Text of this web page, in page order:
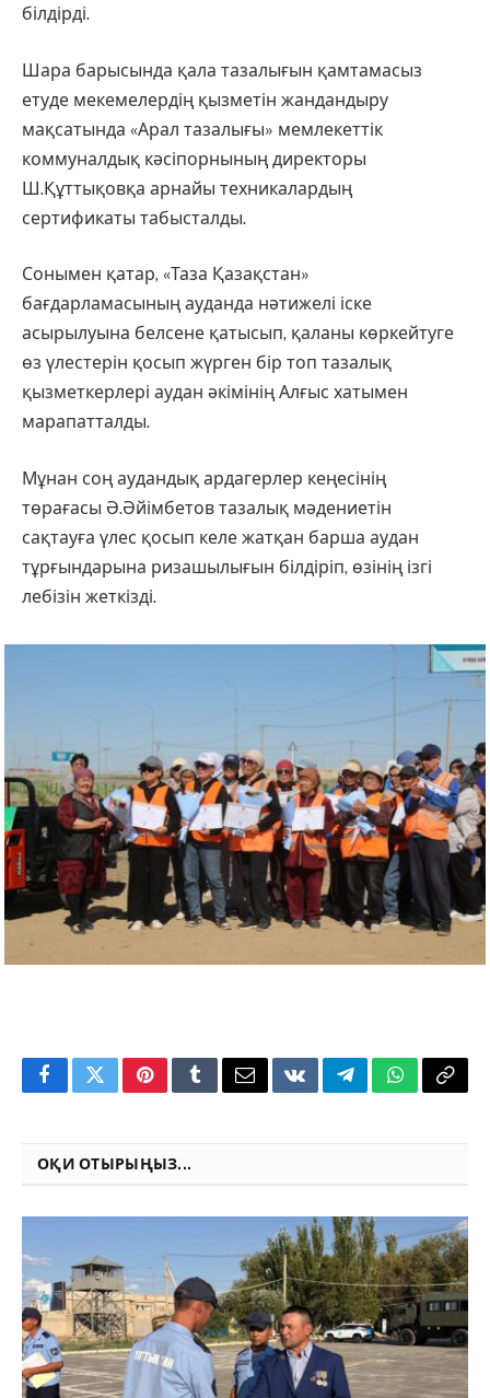
білдірді.
Шара барысында қала тазалығын қамтамасыз
етуде мекемелердің қызметін жандандыру
мақсатында «Арал тазалығы» мемлекеттік
коммуналдық кәсіпорнының директоры
Ш.Құттықовқа арнайы техникалардың
сертификаты табысталды.
Сонымен қатар, «Таза Қазақстан»
бағдарламасының ауданда нәтижелі іске
асырылуына белсене қатысып, қаланы көркейтуге
өз үлестерін қосып жүрген бір топ тазалық
қызметкерлері аудан әкімінің Алғыс хатымен
марапатталды.
Мұнан соң аудандық ардагерлер кеңесінің
төрағасы Ә.Әйімбетов тазалық мәдениетін
сақтауға үлес қосып келе жатқан барша аудан
тұрғындарына ризашылығын білдіріп, өзінің ізгі
лебізін жеткізді.
FacebookTwitterPinterestTumblrEmailVKontakteTelegramWhatsApp
Copy
ОҚИ ОТЫРЫҢЫЗ...